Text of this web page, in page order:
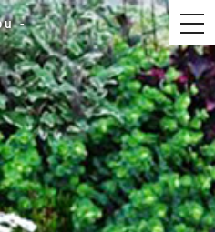
-
t
o
g
g
l
e
n
a
v
i
g
a
t
i
o
n